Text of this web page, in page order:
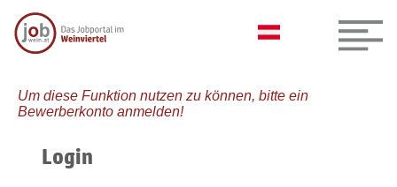
Um diese Funktion nutzen zu können, bitte ein
Bewerberkonto anmelden!
Login